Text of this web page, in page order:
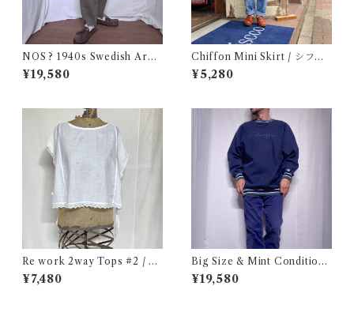
NOS ? 1940s Swedish Arm
y Wool Pants / デッドストッ
ク？ユーロ ミリタリー スウェ
¥19,580
Chiffon Mini Skirt / シフォ
ン ミニ スカート 古着
¥5,280
Re work 2way Tops #2 / リ
ワーク 2way トップス 古着
¥7,480
Big Size & Mint Condition
!! 1990s Champion Reverse
Weave Navy Blue Size XXL
¥19,580